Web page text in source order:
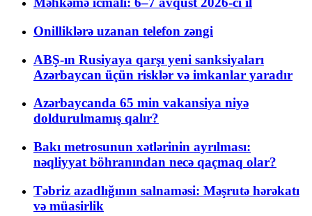
Onilliklərə uzanan telefon zəngi
ABŞ-ın Rusiyaya qarşı yeni sanksiyaları
Azərbaycan üçün risklər və imkanlar yaradır
Azərbaycanda 65 min vakansiya niyə
doldurulmamış qalır?
Bakı metrosunun xətlərinin ayrılması:
nəqliyyat böhranından necə qaçmaq olar?
Təbriz azadlığının salnaməsi: Məşrutə hərəkatı
və müasirlik